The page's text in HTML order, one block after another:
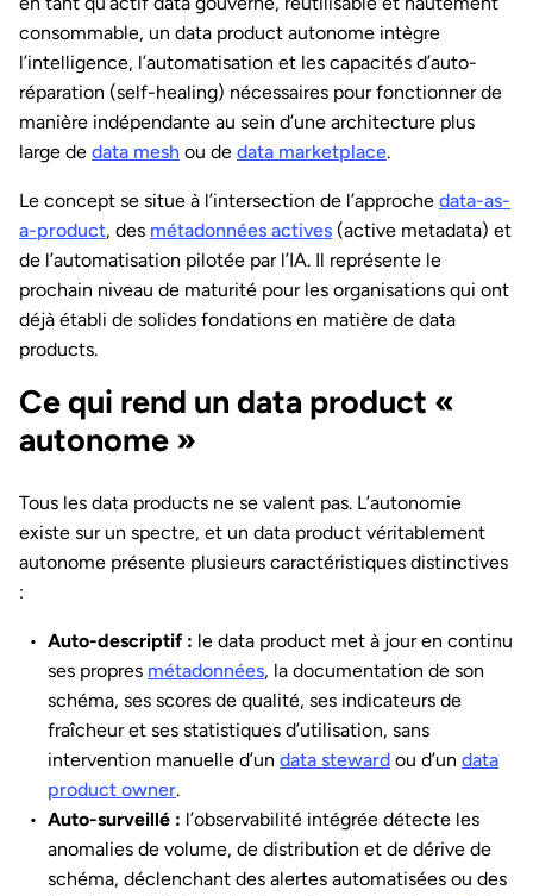
consommable, un data product autonome intègre
l’intelligence, l’automatisation et les capacités d’auto-
réparation (self-healing) nécessaires pour fonctionner de
manière indépendante au sein d’une architecture plus
large de data mesh ou de data marketplace.
Le concept se situe à l’intersection de l’approche data-as-
a-product, des métadonnées actives (active metadata) et
de l’automatisation pilotée par l’IA. Il représente le
prochain niveau de maturité pour les organisations qui ont
déjà établi de solides fondations en matière de data
products.
Ce qui rend un data product «
autonome »
Tous les data products ne se valent pas. L’autonomie
existe sur un spectre, et un data product véritablement
autonome présente plusieurs caractéristiques distinctives
:
Auto-descriptif : le data product met à jour en continu
ses propres métadonnées, la documentation de son
schéma, ses scores de qualité, ses indicateurs de
fraîcheur et ses statistiques d’utilisation, sans
intervention manuelle d’un data steward ou d’un data
product owner.
Auto-surveillé : l’observabilité intégrée détecte les
anomalies de volume, de distribution et de dérive de
schéma, déclenchant des alertes automatisées ou des